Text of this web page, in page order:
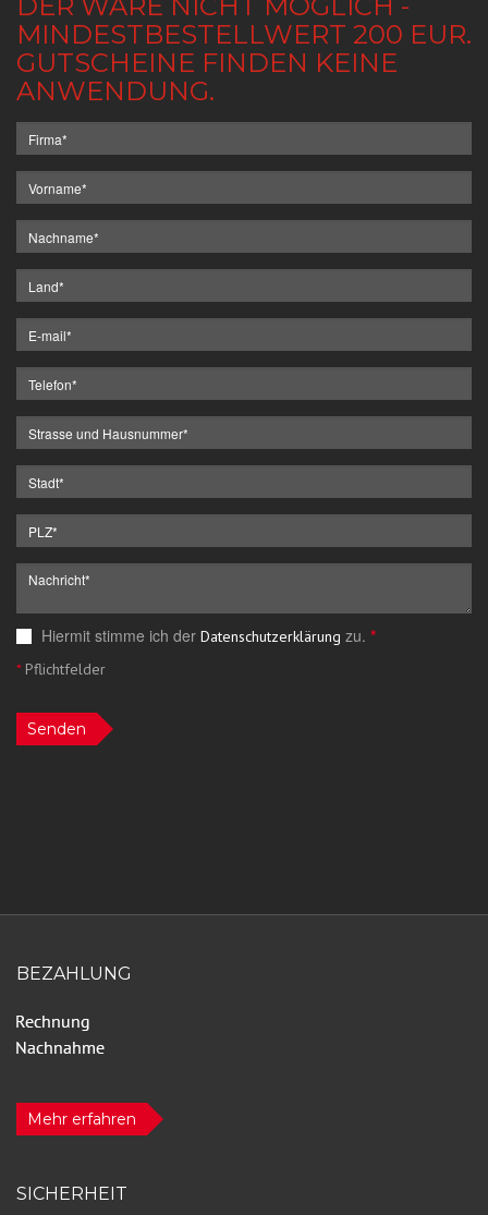
MINDESTBESTELLWERT 200 EUR.
GUTSCHEINE FINDEN KEINE
ANWENDUNG.
Hiermit stimme ich der Datenschutzerklärung zu. *
*Pflichtfelder
Senden
BEZAHLUNG
Mehr erfahren
SICHERHEIT